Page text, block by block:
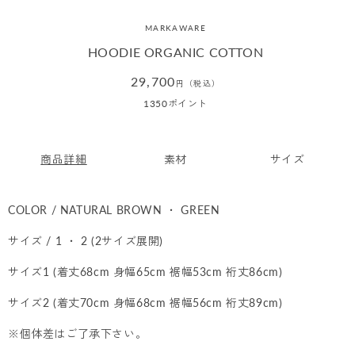
MARKAWARE
HOODIE ORGANIC COTTON
通
常
29,700 円（税込）
1350ポイント
商品詳細 素材 サイズ
COLOR / NATURAL BROWN ・ GREEN
サイズ / 1 ・ 2 (2サイズ展開)
サイズ1 (着丈68cm 身幅65cm 裾幅53cm 裄丈86cm)
サイズ2 (着丈70cm 身幅68cm 裾幅56cm 裄丈89cm)
※個体差はご了承下さい。